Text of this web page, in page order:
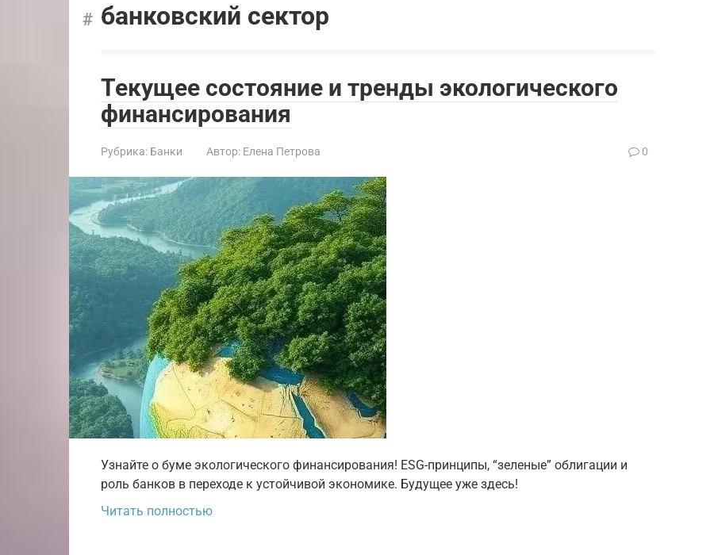
банковский сектор
Текущее состояние и тренды экологического
финансирования
Рубрика: Банки Автор: Елена Петрова 0
Узнайте о буме экологического финансирования! ESG-принципы, “зеленые” облигации и
роль банков в переходе к устойчивой экономике. Будущее уже здесь!
Читать полностью